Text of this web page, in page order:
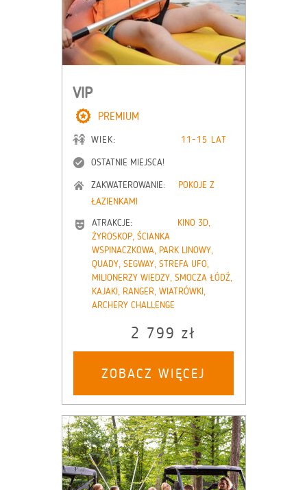
VIP
PREMIUM
WIEK:
11-15 LAT
OSTATNIE MIEJSCA!
ZAKWATEROWANIE:
POKOJE Z
ŁAZIENKAMI
ATRAKCJE:
KINO 3D,
ŻYROSKOP, ŚCIANKA
WSPINACZKOWA, PARK LINOWY,
QUADY, SEGWAY, STREFA UFO,
MILIONERZY WIEDZY, SMOCZA ŁÓDŹ,
KAJAKI, RANGER, WIATRÓWKI,
ARCHERY CHALLENGE
2 799 zł
ZOBACZ WIĘCEJ